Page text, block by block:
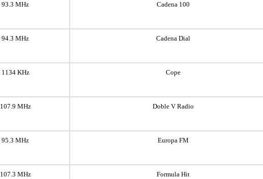
93.3 MHz Cadena 100
94.3 MHz Cadena Dial
1134 KHz Cope
107.9 MHz Doble V Radio
95.3 MHz Europa FM
107.3 MHz Formula Hit